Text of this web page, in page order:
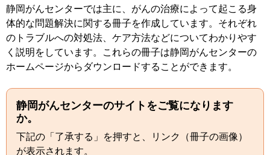
静岡がんセンターでは主に、がんの治療によって起こる身
体的な問題解決に関する冊子を作成しています。それぞれ
のトラブルへの対処法、ケア方法などについてわかりやす
く説明をしています。これらの冊子は静岡がんセンターの
ホームページからダウンロードすることができます。
静岡がんセンターのサイトをご覧になります
か。
下記の「了承する」を押すと、リンク（冊子の画像）
が表示されます。